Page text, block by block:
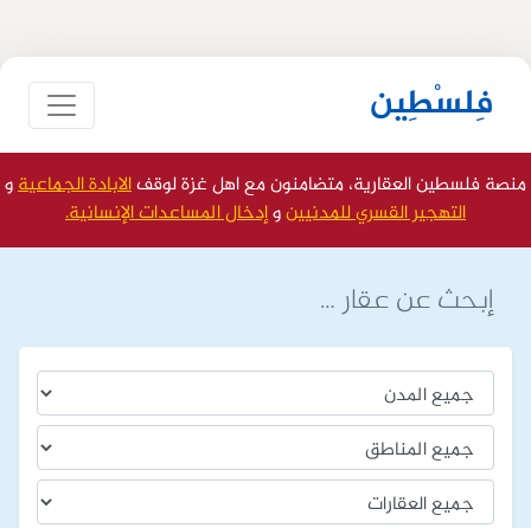
فِلسْطِين
منصة فلسطين العقارية، متضامنون مع اهل غزة لوقفالابادة الجماعيةو
التهجير القسري للمدنيينوإدخال المساعدات الإنسانية.
إبحث عن عقار …